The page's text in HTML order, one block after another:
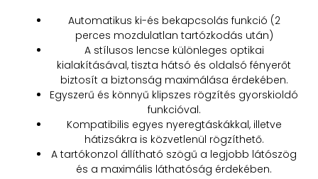
Automatikus ki-és bekapcsolás funkció (2
perces mozdulatlan tartózkodás után)
A stílusos lencse különleges optikai
kialakításával, tiszta hátsó és oldalsó fényerőt
biztosít a biztonság maximálása érdekében.
Egyszerű és könnyű klipszes rögzítés gyorskioldó
funkcióval.
Kompatibilis egyes nyeregtáskákkal, illetve
hátizsákra is közvetlenül rögzíthető.
A tartókonzol állítható szögű a legjobb látószög
és a maximális láthatóság érdekében.